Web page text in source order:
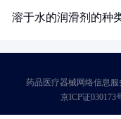
溶于水的润滑剂的种
药品医疗器械网络信息服
京ICP证030173